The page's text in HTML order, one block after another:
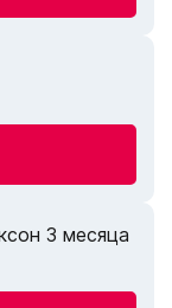
3 месяца